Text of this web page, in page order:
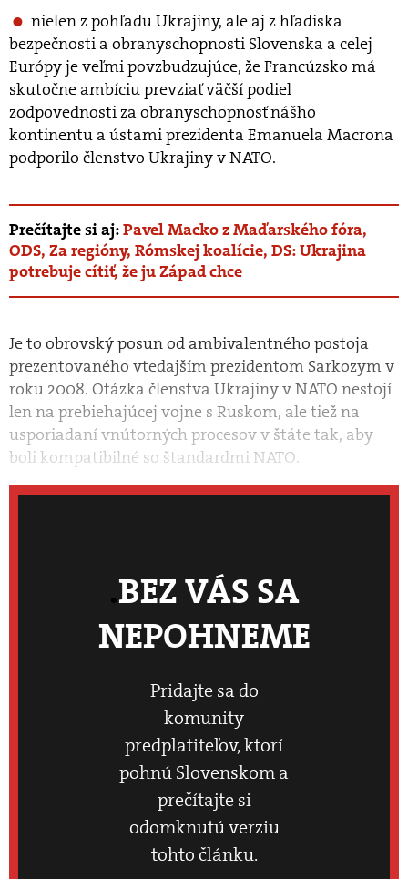
nielen z pohľadu Ukrajiny, ale aj z hľadiska
bezpečnosti a obranyschopnosti Slovenska a celej
Európy je veľmi povzbudzujúce, že Francúzsko má
skutočne ambíciu prevziať väčší podiel
zodpovednosti za obranyschopnosť nášho
kontinentu a ústami prezidenta Emanuela Macrona
podporilo členstvo Ukrajiny v NATO.
Prečítajte si aj:Pavel Macko z Maďarského fóra,
ODS, Za regióny, Rómskej koalície, DS: Ukrajina
potrebuje cítiť, že ju Západ chce
Je to obrovský posun od ambivalentného postoja
prezentovaného vtedajším prezidentom Sarkozym v
roku 2008. Otázka členstva Ukrajiny v NATO nestojí
len na prebiehajúcej vojne s Ruskom, ale tiež na
usporiadaní vnútorných procesov v štáte tak, aby
boli kompatibilné so štandardmi NATO.
BEZ VÁS SA
NEPOHNEME
Pridajte sa do
komunity
predplatiteľov, ktorí
pohnú Slovenskom a
prečítajte si
odomknutú verziu
tohto článku.